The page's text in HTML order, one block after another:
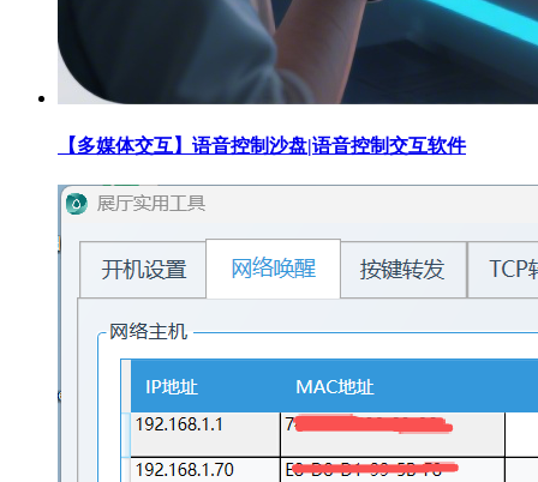
【多媒体交互】语音控制沙盘|语音控制交互软件